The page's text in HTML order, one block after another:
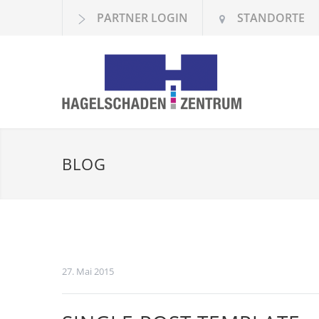
PARTNER LOGIN STANDORTE
BLOG
27. Mai 2015